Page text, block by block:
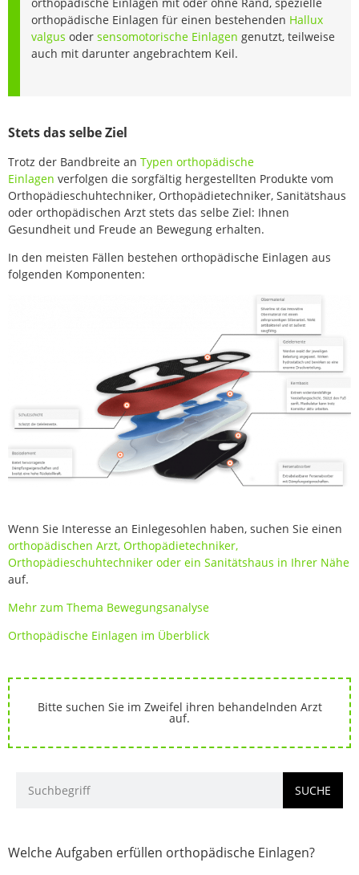
orthopädische Einlagen mit oder ohne Rand, spezielle
orthopädische Einlagen für einen bestehenden Hallux
valgus oder sensomotorische Einlagen genutzt, teilweise
auch mit darunter angebrachtem Keil.
Stets das selbe Ziel
Trotz der Bandbreite an Typen orthopädische
Einlagen verfolgen die sorgfältig hergestellten Produkte vom
Orthopädieschuhtechniker, Orthopädietechniker, Sanitätshaus
oder orthopädischen Arzt stets das selbe Ziel: Ihnen
Gesundheit und Freude an Bewegung erhalten.
In den meisten Fällen bestehen orthopädische Einlagen aus
folgenden Komponenten:
Wenn Sie Interesse an Einlegesohlen haben, suchen Sie einen
orthopädischen Arzt, Orthopädietechniker,
Orthopädieschuhtechniker oder ein Sanitätshaus in Ihrer Nähe
auf.
Mehr zum Thema Bewegungsanalyse
Orthopädische Einlagen im Überblick
Bitte suchen Sie im Zweifel ihren behandelnden Arzt
auf.
SUCHE
Welche Aufgaben erfüllen orthopädische Einlagen?